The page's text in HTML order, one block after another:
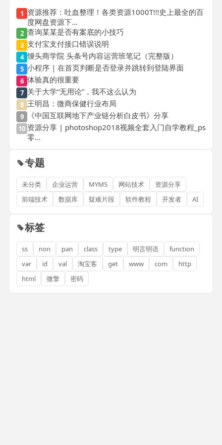
1 资源推荐：吐血整理！各类资源1000T!!!史上最全的百
度网盘资源下...
2 查询某某是否有案底的小技巧
3 支付宝支付接口错误说明
4 馒头商学院 头条号内容运营班笔记（完整版）
5 小程序 | 在首页判断是否登录并跳转到登陆界面
6 体验真的很重要
7 关于大学“无用论”，我不这么认为
8 王明昌：微商保健行业布局
9 《中国互联网地下产业链分析白皮书》分享
10 资源分享 | photoshop2018视频全套入门自学教程_ps
零...
专题
未分类 企业运营 MYMS 网站技术
资源分享
前端技术
数据库 疑难片段 软件教程 开发者 AI
标签
ss non pan class type 明言明语
function
var
id val 淘宝客 get www com
http
html
微擎 密码